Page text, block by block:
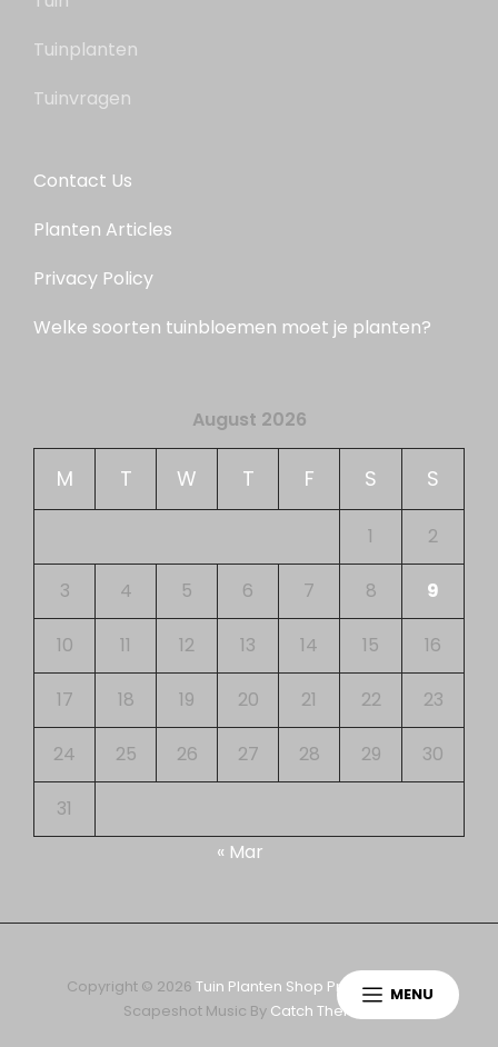
MENU
Tuinplanten
Tuinvragen
Contact Us
Planten Articles
Privacy Policy
Welke soorten tuinbloemen moet je planten?
August 2026
M T W T F S S
1 2
3 4 5 6 7 8 9
10 11 12 13 14 15 16
17 18 19 20 21 22 23
24 25 26 27 28 29 30
31
« Mar
Copyright © 2026 Tuin Planten Shop Privacy Policy|
Scapeshot Music By Catch Themes